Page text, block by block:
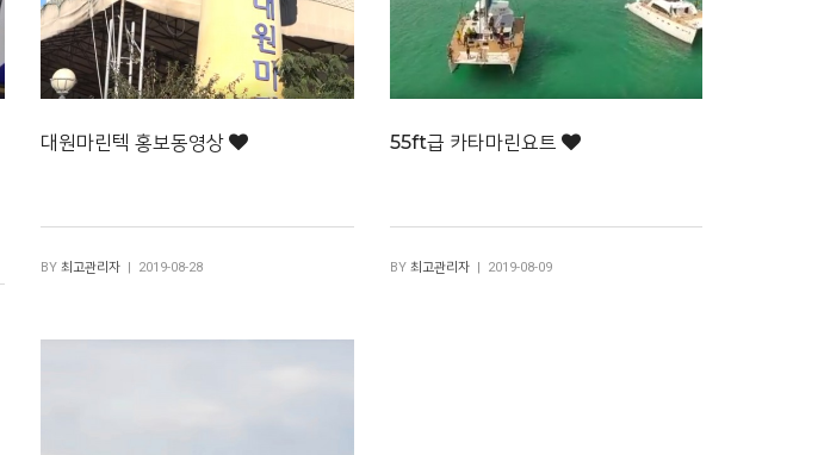
대원마린텍 홍보동영상
BY 최고관리자 | 2019-08-28
55ft급 카타마린요트
BY 최고관리자| 2019-08-09